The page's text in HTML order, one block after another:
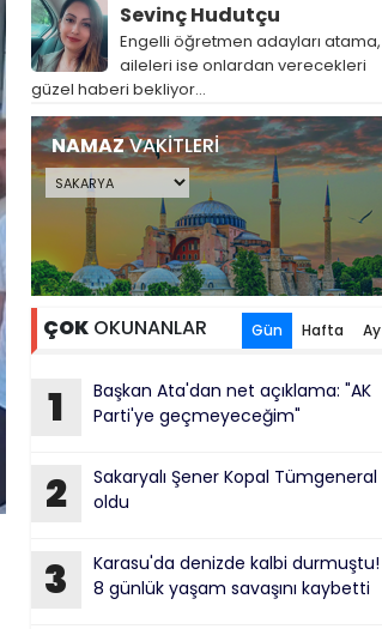
Sevinç Hudutçu
Engelli öğretmen adayları atama,
aileleri ise onlardan verecekleri
güzel haberi bekliyor...
NAMAZVAKİTLERİ
ÇOKOKUNANLAR Gün Hafta Ay
1
Başkan Ata'dan net açıklama: "AK
Parti'ye geçmeyeceğim"
2
Sakaryalı Şener Kopal Tümgeneral
oldu
3
Karasu'da denizde kalbi durmuştu!
8 günlük yaşam savaşını kaybetti